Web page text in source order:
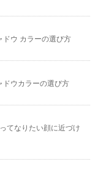
ドウ カラーの選び方
ドウカラーの選び方
てなりたい顔に近づけ